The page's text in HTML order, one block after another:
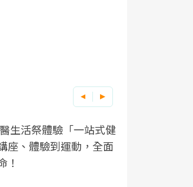
季的身體變化」出發，
常感受的對話，建立對
引導實際的改善行